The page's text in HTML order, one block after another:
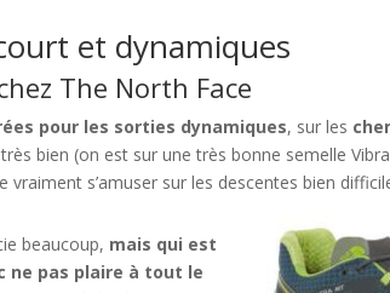
et dynamiques
The North Face
pour les sorties dynamiques, sur les
bien (on est sur une très bonne semelle
s’amuser sur les descentes bien
beaucoup, mais qui est
ne pas plaire à tout le